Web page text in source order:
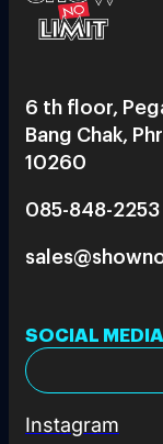
6 th floor,
Bang Chak,
10260
085-848-2253
SOCIAL MEDIA
Instagram